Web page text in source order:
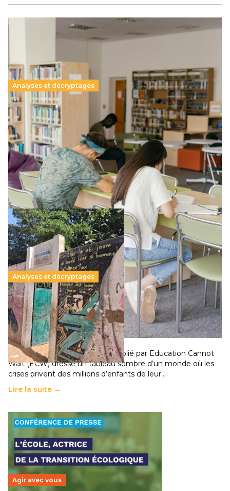
Analyses et décryptages
Supérieur privé : une dérive qui met à mal la
promesse républicaine
11 juillet 2026-
Le projet de loi sur la régulation de l’enseignement
supérieur privé met en lumière l’amplification d’un système
qui relègue l’acte pédagogique au superfétatoire, voire à…
Lire la suite →
Analyses et décryptages
258 millions d’enfants victimes de la guerre, des
chocs climatiques et des déplacements de
population
11 juillet 2026- National
Un nouveau rapport mondial publié par Education Cannot
Wait (ECW) dresse un tableau sombre d’un monde où les
crises privent des millions d’enfants de leur…
Lire la suite →
Agir avec vous